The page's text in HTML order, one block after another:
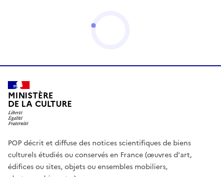
MINISTÈRE
DE LA CULTURE
POP décrit et diffuse des notices scientifiques de biens
culturels étudiés ou conservés en France (œuvres d'art,
édifices ou sites, objets ou ensembles mobiliers,